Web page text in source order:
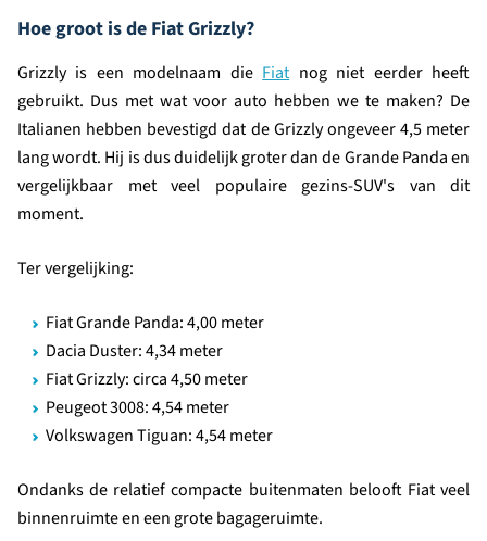
Hoe groot is de Fiat Grizzly?
Grizzly is een modelnaam die Fiat nog niet eerder heeft
gebruikt. Dus met wat voor auto hebben we te maken? De
Italianen hebben bevestigd dat de Grizzly ongeveer 4,5 meter
lang wordt. Hij is dus duidelijk groter dan de Grande Panda en
vergelijkbaar met veel populaire gezins-SUV's van dit
moment.
Ter vergelijking:
Fiat Grande Panda: 4,00 meter
Dacia Duster: 4,34 meter
Fiat Grizzly: circa 4,50 meter
Peugeot 3008: 4,54 meter
Volkswagen Tiguan: 4,54 meter
Ondanks de relatief compacte buitenmaten belooft Fiat veel
binnenruimte en een grote bagageruimte.